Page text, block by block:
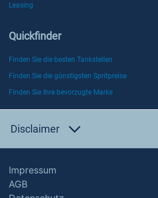
Leasing
Quickfinder
Finden Sie die besten Tankstellen
Finden Sie die günstigsten Spritpreise
Finden Sie Ihre bevorzugte Marke
Disclaimer
Impressum
AGB